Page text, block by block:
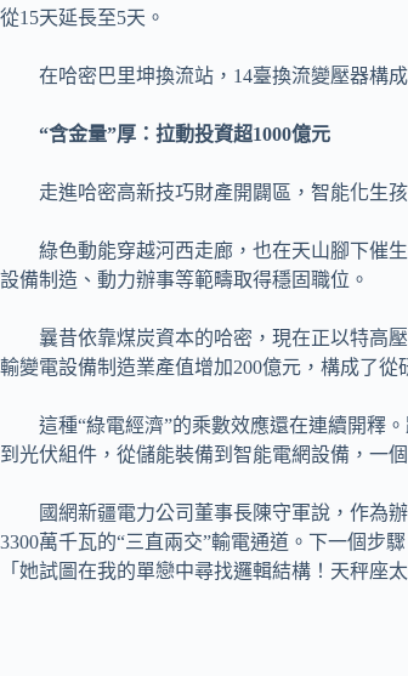
從15天延長至5天。
在哈密巴里坤換流站，14臺換流變壓器構
“含金量”厚：拉動投資超1000億元
走進哈密高新技巧財產開闢區，智能化生
綠色動能穿越河西走廊，也在天山腳下催
設備制造、動力辦事等範疇取得穩固職位。
曩昔依靠煤炭資本的哈密，現在正以特高
輸變電設備制造業產值增加200億元，構成了從
這種“綠電經濟”的乘數效應還在連續開釋
到光伏組件，從儲能裝備到智能電網設備，一
國網新疆電力公司董事長陳守軍說，作為
3300萬千瓦的“三直兩交”輸電通道。下一個步
「她試圖在我的單戀中尋找邏輯結構！天秤座